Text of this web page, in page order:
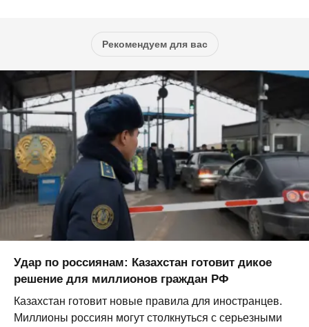
Рекомендуем для вас
Удар по россиянам: Казахстан готовит дикое
решение для миллионов граждан РФ
Казахстан готовит новые правила для иностранцев.
Миллионы россиян могут столкнуться с серьезными